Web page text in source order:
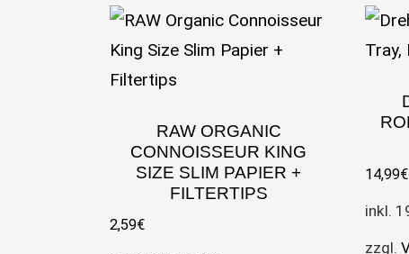
RAW ORGANIC
CONNOISSEUR KING
SIZE SLIM PAPIER +
FILTERTIPS
2,59€
14,99€
inkl.
zzgl.